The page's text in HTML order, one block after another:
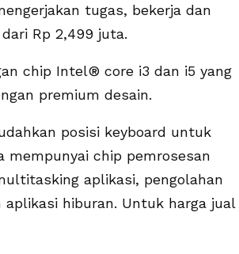
tugas, bekerja dan
Rp 2,499 juta.
chip Intel® core i3 dan i5 yang
premium desain.
posisi keyboard untuk
mempunyai chip pemrosesan
aplikasi, pengolahan
hiburan. Untuk harga jual